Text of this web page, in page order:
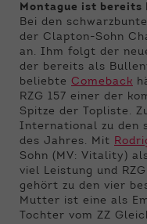
Montague ist bereits
Bei den
der Clapton-Sohn
an. Ihm folgt der
der bereits als
beliebte Comeback
RZG 157 einer der
Spitze der Topliste.
International zu den
des Jahres. Mit
Sohn (MV: Vitality)
viel Leistung und
gehört zu den vier
Mutter ist eine als
Tochter vom ZZ